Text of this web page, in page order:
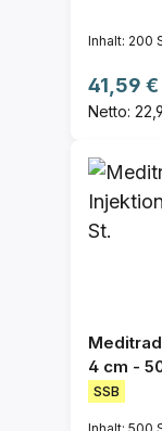
Inhalt: 200
41,59 €
Netto:
4 cm -
SSB